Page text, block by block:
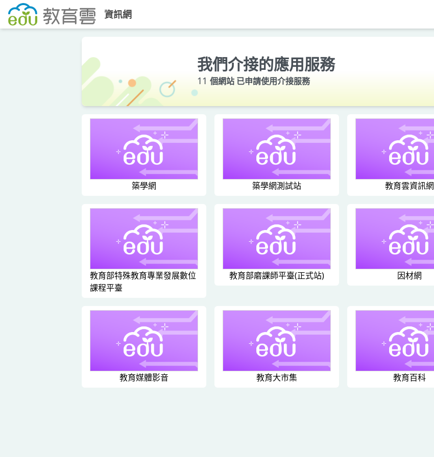
Edu Cloud 資訊網
我們介接的應用服務
11 個網站 已申請使用介接服務
築學網 築學網測試站 教育雲資訊網
教育部特殊教育專業發展數位
課程平臺
教育部磨課師平臺(正式站) 因材網
教育媒體影音 教育大市集 教育百科